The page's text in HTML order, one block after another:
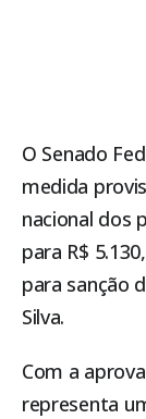
O Senado
medida
nacional dos
para R$
para sanção
Silva.
Com a
representa